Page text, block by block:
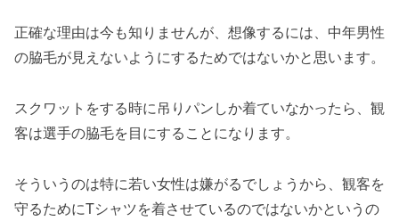
正確な理由は今も知りませんが、想像するには、中年男性
の脇毛が見えないようにするためではないかと思います。
スクワットをする時に吊りパンしか着ていなかったら、観
客は選手の脇毛を目にすることになります。
そういうのは特に若い女性は嫌がるでしょうから、観客を
守るためにTシャツを着させているのではないかというの